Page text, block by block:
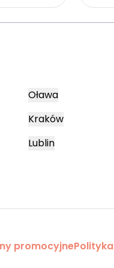
Oława
Kraków
Lublin
promocyjne